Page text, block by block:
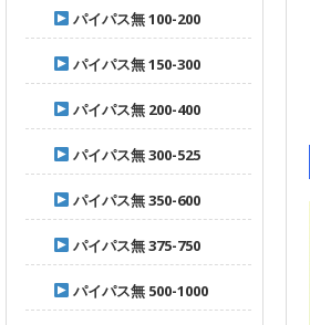
パイパス無 100-200
パイパス無 150-300
パイパス無 200-400
パイパス無 300-525
パイパス無 350-600
パイパス無 375-750
パイパス無 500-1000